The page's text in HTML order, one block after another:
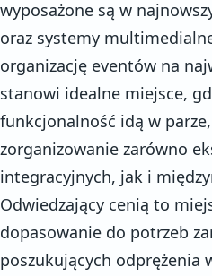
wyposażone są w
oraz systemy
organizację eventów na
stanowi idealne miejsce,
funkcjonalność idą w
zorganizowanie zarówno
integracyjnych, jak i
Odwiedzający cenią to
dopasowanie do potrzeb
poszukujących odprężenia